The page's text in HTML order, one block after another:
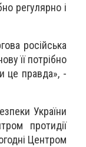
регулярно і
російська
її потрібно
це правда», -
України
протидії
Центром